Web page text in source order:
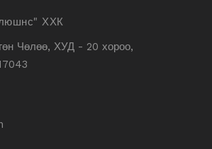
ХХК
Чөлөө, ХУД - 20 хороо,